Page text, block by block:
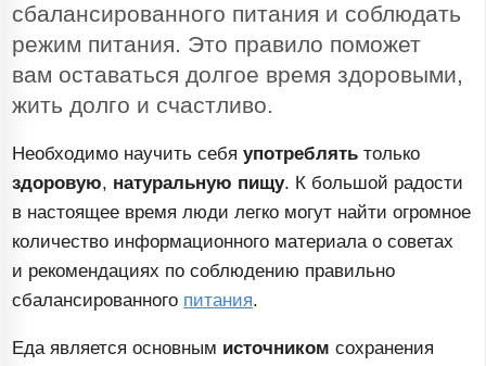
сбалансированного питания и соблюдать
режим питания. Это правило поможет
вам оставаться долгое время здоровыми,
жить долго и счастливо.
Необходимо научить себяупотреблять только
здоровую, натуральную пищу. К большой радости
в настоящее время люди легко могут найти огромное
количество информационного материала о советах
и рекомендациях по соблюдению правильно
сбалансированного питания.
Еда является основным источником сохранения